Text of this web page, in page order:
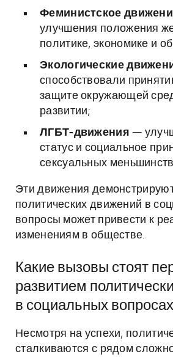
Феминистское
улучшения положения
политике, экономике и
Экологические
способствовали
защите окружающей
развитии;
ЛГБТ-движения —
статус и социальное
сексуальных
Эти движения
политических движений в
вопросы может привести к
изменениям в обществе.
Какие вызовы стоят
развитием
в социальных
Несмотря на успехи,
сталкиваются с рядом